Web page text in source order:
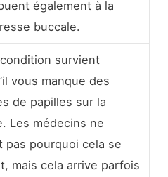
également à la
buccale.
survient
vous manque des
de papilles sur la
Les médecins ne
pas pourquoi cela se
mais cela arrive parfois